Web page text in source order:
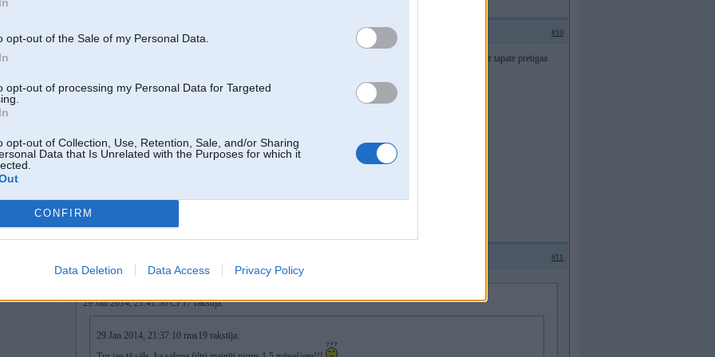
opt-out of the Sale of my Personal Data.
opt-out of processing my Personal Data for Targeted
opt-out of Collection, Use, Retention, Sale, and/or Sharing
Data that Is Unrelated with the Purposes for which it
CONFIRM
Data Deletion Data Access Privacy Policy
29. Jan 2014, 21:45 #10
ja tev ir klima tad jau kondikjis strada visu laiku nevar but ka tas kondikja radiators ir apaudzis ar sudiem un ta ir tapate pretigaa
-----------------
#11
29 Jan 2014, 21:41:36 CP17 rakstīja:
29 Jan 2014, 21:37:10 rms19 rakstīja: